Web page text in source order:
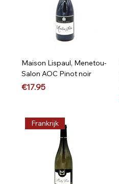
Maison Lispaul, Menetou-
Salon AOC Pinot noir
Price
€17.95
Frankrijk